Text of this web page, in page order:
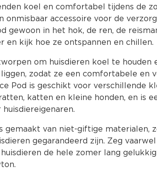
koel en comfortabel tijdens de
onmisbaar accessoire voor de
gewoon in het hok, de ren, de
en kijk hoe ze ontspannen en chillen.
om huisdieren koel te houden
zodat ze een comfortabele en
Pod is geschikt voor verschillende
katten en kleine honden, en is
gemaakt van niet-giftige materialen,
gegarandeerd zijn. Zeg
de hele zomer lang